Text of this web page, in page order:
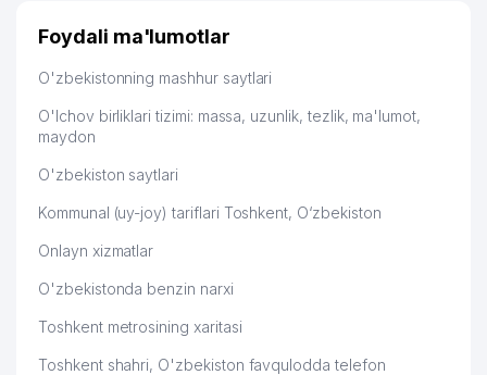
дальше развиваюсь потихоньку😊
Hamida 03.08.2026 12:45:39
Foydali ma'lumotlar
O'zbekistonning mashhur saytlari
O'lchov birliklari tizimi: massa, uzunlik, tezlik, ma'lumot,
maydon
O'zbekiston saytlari
Kommunal (uy-joy) tariflari Toshkent, O‘zbekiston
Onlayn xizmatlar
O'zbekistonda benzin narxi
Toshkent metrosining xaritasi
Toshkent shahri, O'zbekiston favqulodda telefon